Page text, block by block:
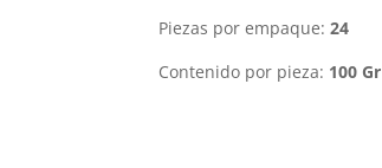
Piezas por empaque:24
Contenido por pieza: 100 Gr